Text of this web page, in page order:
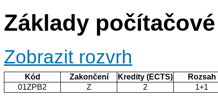
Základy
Zobrazit rozvrh
Kód Zakončení Kredity (ECTS)
Rozsah
01ZPB2
Z 2 1+1